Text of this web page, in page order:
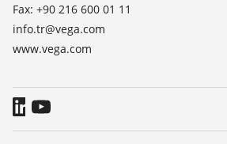
Fax: +90 216 600 01 11
info.tr@vega.com
www.vega.com